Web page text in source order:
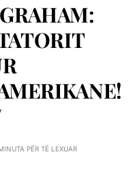
PËR TË LEXUAR